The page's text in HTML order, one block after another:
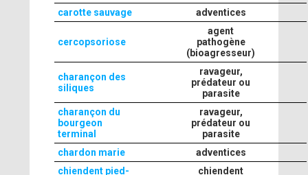
carotte sauvage adventices
cercopsoriose
agent
pathogène
(bioagresseur)
charançon des
siliques
ravageur,
prédateur ou
parasite
charançon du
bourgeon
terminal
ravageur,
prédateur ou
parasite
chardon marie
adventices
chiendent pied-
chiendent